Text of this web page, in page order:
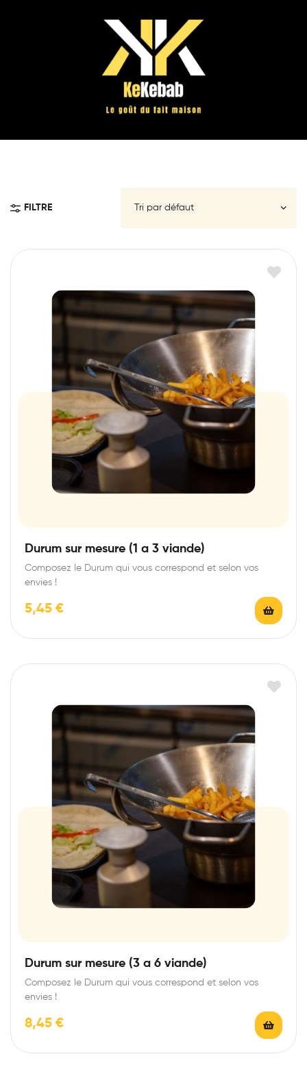
FILTRE
Durum sur mesure (1 a 3 viande)
Composez le Durum qui vous correspond et selon vos
envies !
5,45 €
Durum sur mesure (3 a 6 viande)
Composez le Durum qui vous correspond et selon vos
envies !
8,45 €